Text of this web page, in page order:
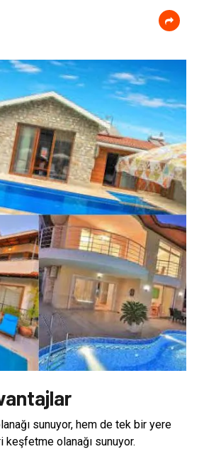
sunuyor, hem de tek bir yere
keşfetme olanağı sunuyor.